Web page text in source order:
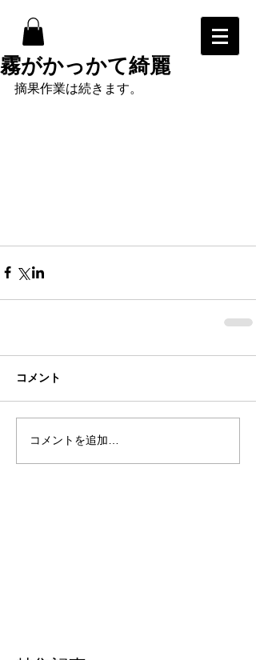
霧がかっかて綺麗
摘果作業は続きます。
コメント
コメントを追加…